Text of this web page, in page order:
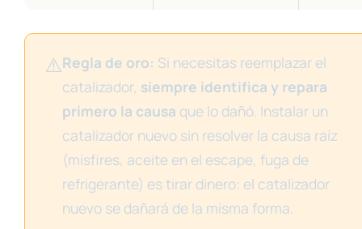
⚠️Regla de oro: Si necesitas reemplazar el
catalizador, siempre identifica y repara
primero la causa que lo dañó. Instalar un
catalizador nuevo sin resolver la causa raíz
(misfires, aceite en el escape, fuga de
refrigerante) es tirar dinero: el catalizador
nuevo se dañará de la misma forma.